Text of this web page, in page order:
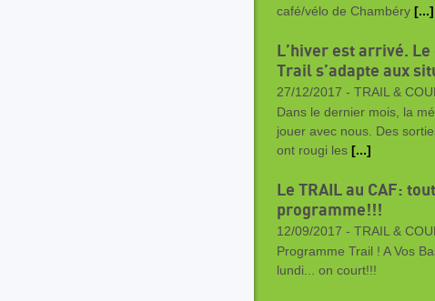
café/vélo de Chambéry [...]
L’hiver est arrivé.
Trail s’adapte aux
27/12/2017 - TRAIL &
Dans le dernier mois, la
jouer avec nous. Des
ont rougi les [...]
Le TRAIL au CAF:
programme!!!
12/09/2017 - TRAIL &
Programme Trail ! A Vos
lundi... on